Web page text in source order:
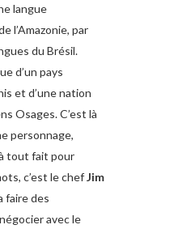
langue
l’Amazonie, par
du Brésil.
d’un pays
et d’une nation
Osages. C’est là
personnage,
tout fait pour
c’est le chefJim
faire des
avec le